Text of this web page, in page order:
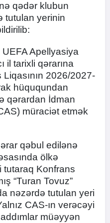
qədər klubun
tutulan yerinin
UEFA Apellyasiya
il tarixli qərarına
2026/2027-
hüququndan
qərardan İdman
müraciət etmək
qəbul edilənə
ölkə
tutaraq Konfrans
“Turan Tovuz”
nəzərdə tutulan yeri
CAS-ın verəcəyi
müəyyən